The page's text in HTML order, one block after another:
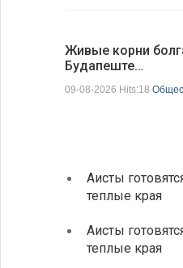
Живые корни
Будапеште…
09-08-2026 Hits:18
Аисты
теплые края
Аисты
теплые края